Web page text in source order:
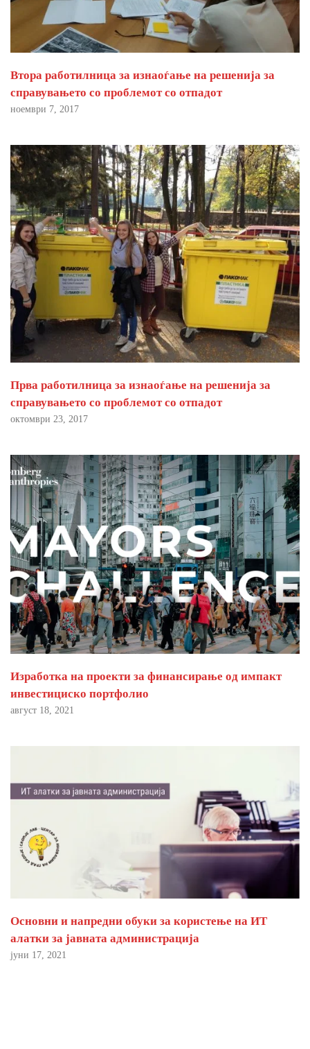
Втора работилница за изнаоѓање на решенија за
справувањето со проблемот со отпадот
ноември 7, 2017
Прва работилница за изнаоѓање на решенија за
справувањето со проблемот со отпадот
октомври 23, 2017
Изработка на проекти за финансирање од импакт
инвестициско портфолио
август 18, 2021
Основни и напредни обуки за користење на ИТ
алатки за јавната администрација
јуни 17, 2021